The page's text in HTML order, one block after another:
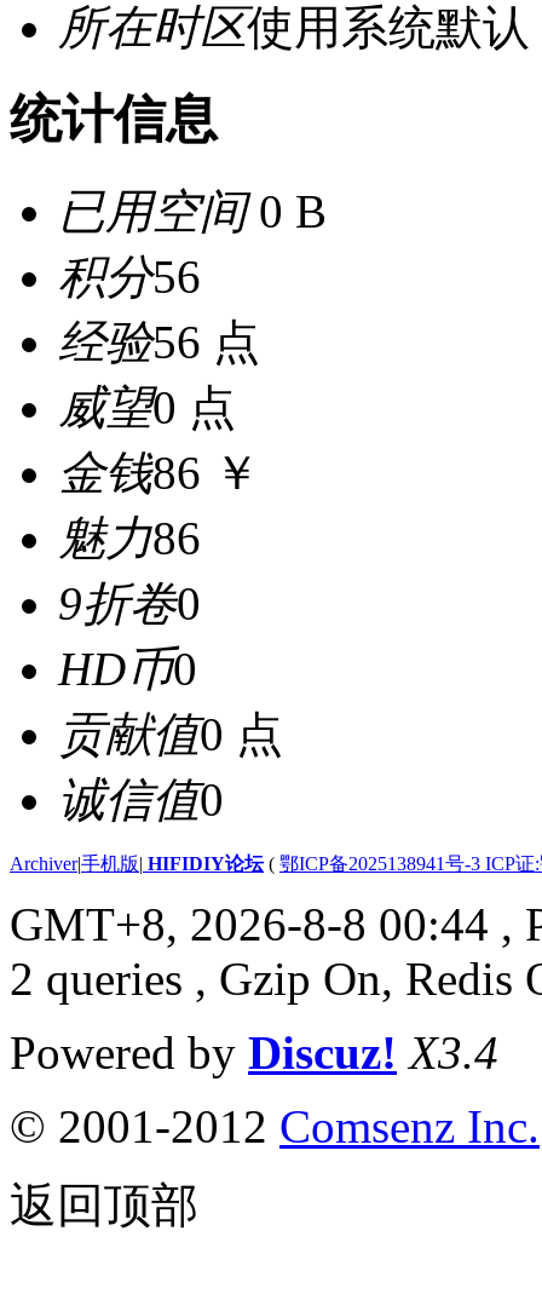
所在时区使用系统默认
统计信息
已用空间0 B
积分56
经验56 点
威望0 点
金钱86 ￥
魅力86
9折卷0
HD币0
贡献值0 点
诚信值0
Archiver|手机版| HIFIDIY论坛( 鄂ICP备2025138941号-3 ICP
GMT+8, 2026-8-8 00:44 ,
2 queries , Gzip On, Redis
Powered by Discuz! X3.4
© 2001-2012 Comsenz Inc.
返回顶部